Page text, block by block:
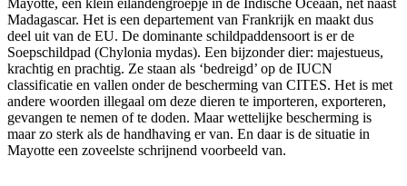
Madagascar. Het is een departement van Frankrijk en maakt dus
deel uit van de EU. De dominante schildpaddensoort is er de
Soepschildpad (Chylonia mydas). Een bijzonder dier: majestueus,
krachtig en prachtig. Ze staan als ‘bedreigd’ op de IUCN
classificatie en vallen onder de bescherming van CITES. Het is met
andere woorden illegaal om deze dieren te importeren, exporteren,
gevangen te nemen of te doden. Maar wettelijke bescherming is
maar zo sterk als de handhaving er van. En daar is de situatie in
Mayotte een zoveelste schrijnend voorbeeld van.